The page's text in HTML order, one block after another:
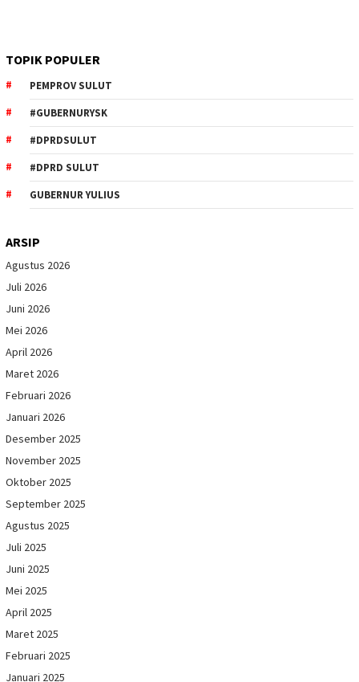
TOPIK POPULER
PEMPROV SULUT
#GUBERNURYSK
#DPRDSULUT
#DPRD SULUT
GUBERNUR YULIUS
ARSIP
Agustus 2026
Juli 2026
Juni 2026
Mei 2026
April 2026
Maret 2026
Februari 2026
Januari 2026
Desember 2025
November 2025
Oktober 2025
September 2025
Agustus 2025
Juli 2025
Juni 2025
Mei 2025
April 2025
Maret 2025
Februari 2025
Januari 2025